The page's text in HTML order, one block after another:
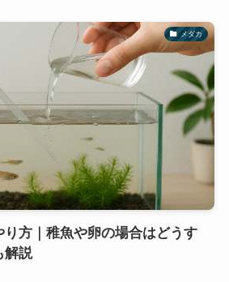
メダカ
方｜稚魚や卵の場合はどうす
解説